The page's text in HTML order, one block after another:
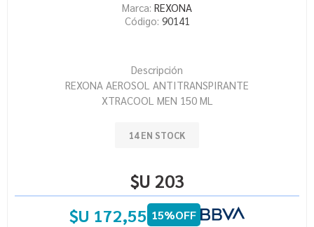
Marca: REXONA
Código: 90141
Descripción
REXONA AEROSOL ANTITRANSPIRANTE
XTRACOOL MEN 150 ML
14 EN STOCK
$U 203
$U 172,55 15%OFF